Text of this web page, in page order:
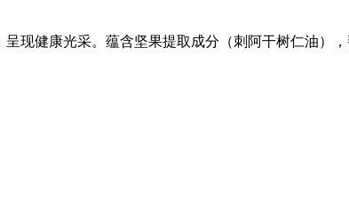
现健康光采。蕴含坚果提取成分（刺阿干树仁油）